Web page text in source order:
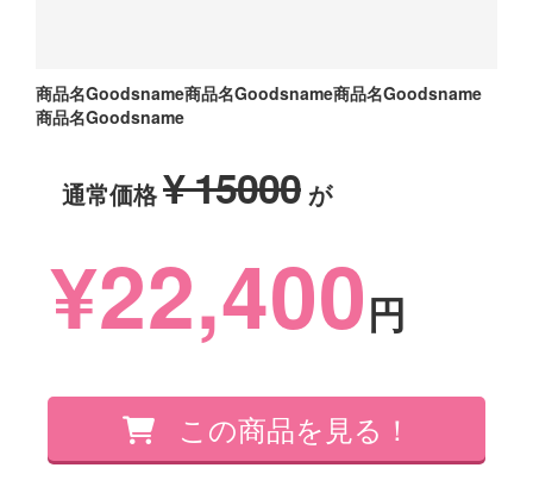
商品名Goodsname商品名Goodsname商品名Goodsname
商品名Goodsname
通常価格¥ 15000 が
¥22,400円